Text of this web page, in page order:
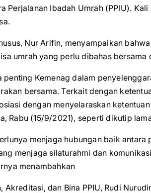
Perjalanan Ibadah Umrah (PPIU).
Nur Arifin, menyampaikan
umrah yang perlu dibahas bersama
penting Kemenag dalam
bersama. Terkait dengan
dengan menyelaraskan
Rabu (15/9/2021), seperti dikutip
menjaga hubungan baik antara
menjaga silaturahmi dan
menambahkan
Akreditasi, dan Bina PPIU, Rudi